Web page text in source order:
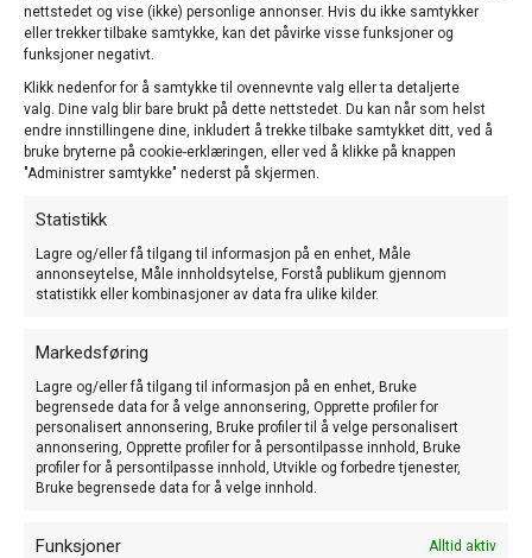
nettstedet og vise (ikke) personlige annonser. Hvis du ikke samtykker
eller trekker tilbake samtykke, kan det påvirke visse funksjoner og
funksjoner negativt.
Klikk nedenfor for å samtykke til ovennevnte valg eller ta detaljerte
valg. Dine valg blir bare brukt på dette nettstedet. Du kan når som helst
endre innstillingene dine, inkludert å trekke tilbake samtykket ditt, ved å
bruke bryterne på cookie-erklæringen, eller ved å klikke på knappen
"Administrer samtykke" nederst på skjermen.
Statistikk
Lagre og/eller få tilgang til informasjon på en enhet, Måle
annonseytelse, Måle innholdsytelse, Forstå publikum gjennom
statistikk eller kombinasjoner av data fra ulike kilder.
Markedsføring
Lagre og/eller få tilgang til informasjon på en enhet, Bruke
begrensede data for å velge annonsering, Opprette profiler for
personalisert annonsering, Bruke profiler til å velge personalisert
annonsering, Opprette profiler for å persontilpasse innhold, Bruke
profiler for å persontilpasse innhold, Utvikle og forbedre tjenester,
Bruke begrensede data for å velge innhold.
Funksjoner Alltid aktiv
ytterste fjærene skal dekke dunene fullstendig likesom skjellene på en
fisk.
En uferdig eller ukomplett fjærdrakt
Mangel på to eller flere spots
Mangel på en primær halefjær
Fuglen skal være livlig og sunn samt i en perfekt sunnhetstilstand.
Fuglen må ikke virke skremt i utstillingsburet. Tvertimot skal den vise
en god tilpasningsevne i buret.
Følgende punkter blir straffet under
Ekstrem nervøs fremtoning
Fuglen er urolig på pinnen
Fjærdrakten er uten glans eller ufullstendig. blødende sår eller blod på
fjærdrakten.
Bare pletter (sårdannelser, soppsykdommer etc.)
Diskvalifikasjonsgrunner:
• fedme (overmåte)